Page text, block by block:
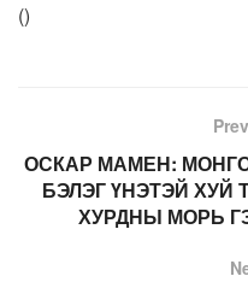
()
ОСКАР МАМЕН:
БЭЛЭГ ҮНЭТЭЙ ХУЙ
ХУРДНЫ МОРЬ